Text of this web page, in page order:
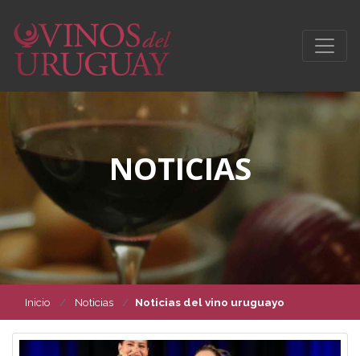
NOTICIAS
Inicio Noticias Noticias del vino uruguayo